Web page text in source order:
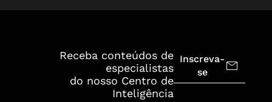
Receba conteúdos de
especialistas
do nosso Centro de
Inteligência
Inscreva-
se